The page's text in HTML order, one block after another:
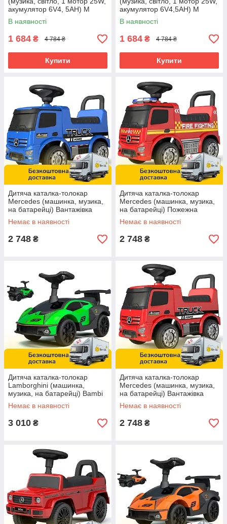
акумулятор 6V4, 5AH) M
5777EBL-11 Сірий
В наявності
1 684 ₴ 4 784 ₴
Купити
акумулятор 6V4,5AH) M
5777EBL-6 Жовтий
В наявності
1 684 ₴ 4 784 ₴
Купити
Дитяча каталка-толокар
Mercedes (машинка, музика,
на батарейці) Вантажівка
Bambi 656-4 Синій
Немає в наявності
2 748 ₴
Дитяча каталка-толокар
Mercedes (машинка, музика,
на батарейці) Пожежна
машина Bambi 657-3
Червоний
Немає в наявності
2 748 ₴
Дитяча каталка-толокар
Lamborghini (машинка,
музика, на батарейці) Bambi
660-5 Зелений
Немає в наявності
3 010 ₴
Дитяча каталка-толокар
Mercedes (машинка, музика,
на батарейці) Вантажівка
Bambi 656-3 Червоний
Немає в наявності
2 748 ₴